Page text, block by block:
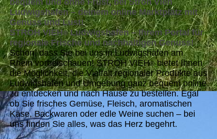
bequem und ohne Frust, bei Stroh Vieh
Ludwigshafen – deinem online Marktplatz mit
Genuss und Lust!
STROH VIEH®Ludwigshafen – Ihrem Portal für
regionale Frische und nachhaltigen Genuss!
Schön, dass Sie bei uns in Ludwigshafen am
Rhein vorbeischauen! STROH VIEH®bietet Ihnen
die Möglichkeit, die Vielfalt regionaler Produkte aus
Ludwigshafen und Umgebung ganz bequem online
zu entdecken und nach Hause zu bestellen. Egal
ob Sie frisches Gemüse, Fleisch, aromatischen
Käse, Backwaren oder edle Weine suchen – bei
uns finden Sie alles, was das Herz begehrt.